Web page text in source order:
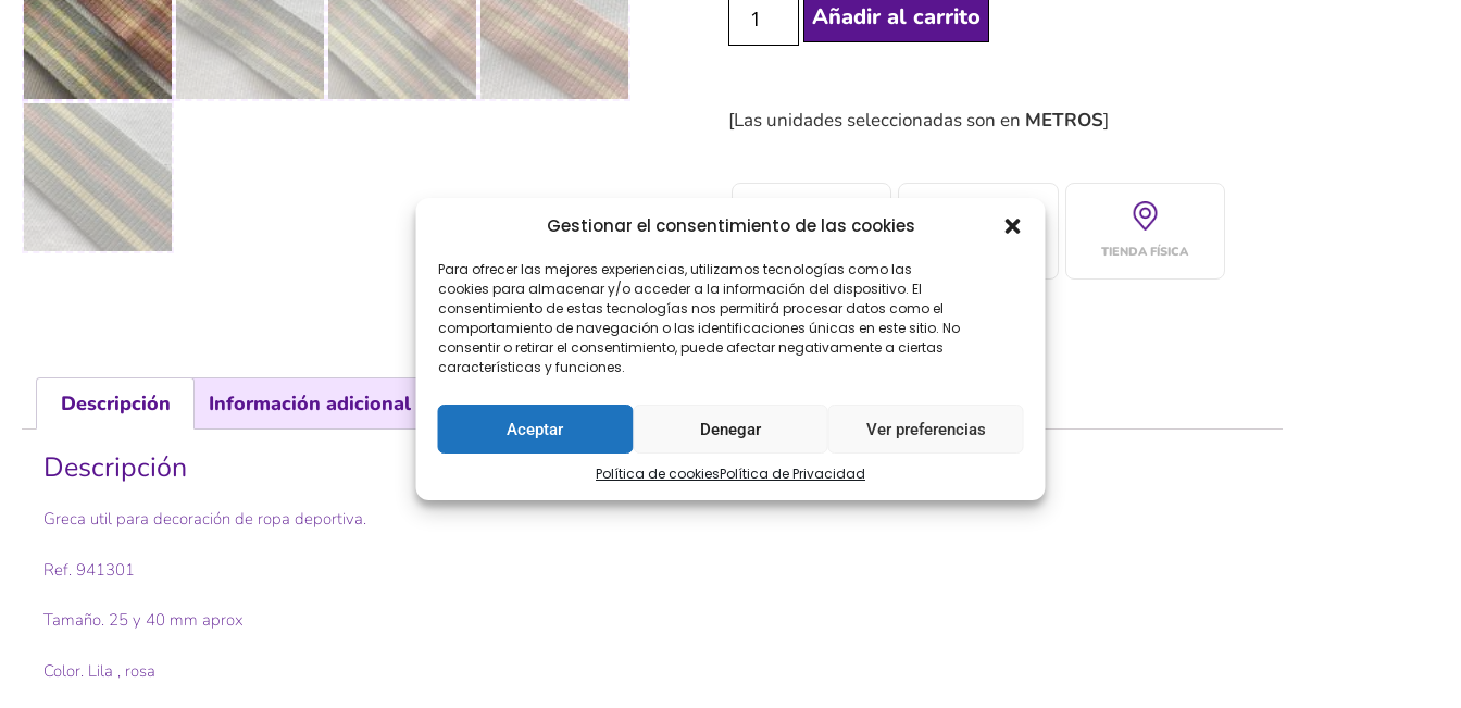
Gestionar el consentimiento de las cookies
Para ofrecer las mejores experiencias, utilizamos tecnologías como las
cookies para almacenar y/o acceder a la información del dispositivo. El
consentimiento de estas tecnologías nos permitirá procesar datos como el
comportamiento de navegación o las identificaciones únicas en este sitio. No
consentir o retirar el consentimiento, puede afectar negativamente a ciertas
características y funciones.
Aceptar Denegar Ver preferencias
Política de cookiesPolítica de Privacidad
Añadir al carrito
[Las unidades seleccionadas son en METROS]
TIENDA FÍSICA
Descripción Información adicional Valoraciones (0)
Descripción
Greca util para decoración de ropa deportiva.
Ref. 941301
Tamaño. 25 y 40 mm aprox
Color. Lila , rosa